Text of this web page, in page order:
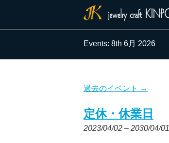
Events: 8th 6月 2026
過去のイベント →
定休・休業日
2023/04/02 – 2030/04/01